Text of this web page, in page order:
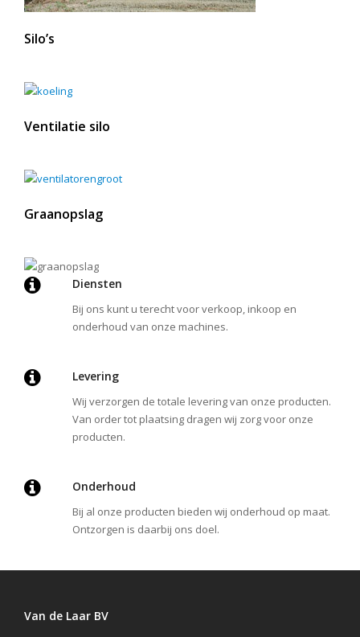
Silo’s
Ventilatie silo
Graanopslag
Diensten
Bij ons kunt u terecht voor verkoop, inkoop en
onderhoud van onze machines.
Levering
Wij verzorgen de totale levering van onze producten.
Van order tot plaatsing dragen wij zorg voor onze
producten.
Onderhoud
Bij al onze producten bieden wij onderhoud op maat.
Ontzorgen is daarbij ons doel.
Van de Laar BV